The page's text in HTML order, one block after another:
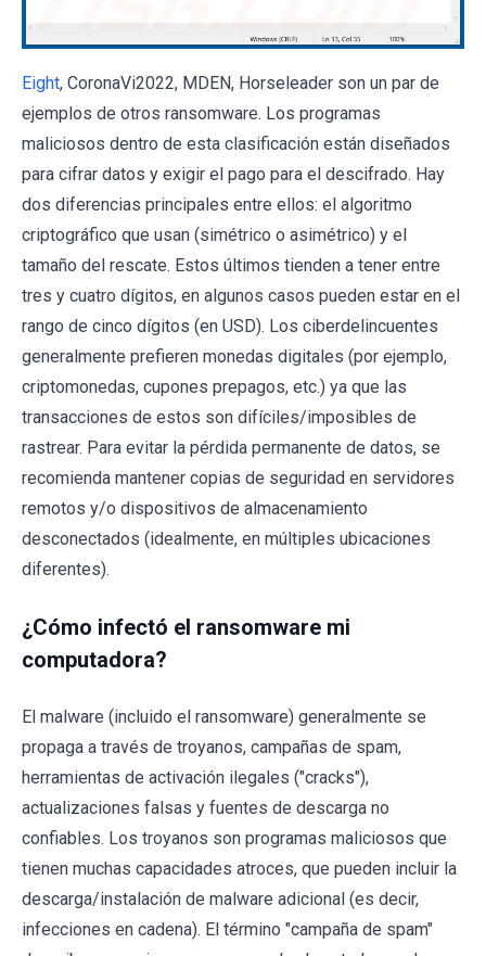
Eight, CoronaVi2022, MDEN, Horseleader son un par de
ejemplos de otros ransomware. Los programas
maliciosos dentro de esta clasificación están diseñados
para cifrar datos y exigir el pago para el descifrado. Hay
dos diferencias principales entre ellos: el algoritmo
criptográfico que usan (simétrico o asimétrico) y el
tamaño del rescate. Estos últimos tienden a tener entre
tres y cuatro dígitos, en algunos casos pueden estar en el
rango de cinco dígitos (en USD). Los ciberdelincuentes
generalmente prefieren monedas digitales (por ejemplo,
criptomonedas, cupones prepagos, etc.) ya que las
transacciones de estos son difíciles/imposibles de
rastrear. Para evitar la pérdida permanente de datos, se
recomienda mantener copias de seguridad en servidores
remotos y/o dispositivos de almacenamiento
desconectados (idealmente, en múltiples ubicaciones
diferentes).
¿Cómo infectó el ransomware mi
computadora?
El malware (incluido el ransomware) generalmente se
propaga a través de troyanos, campañas de spam,
herramientas de activación ilegales ("cracks"),
actualizaciones falsas y fuentes de descarga no
confiables. Los troyanos son programas maliciosos que
tienen muchas capacidades atroces, que pueden incluir la
descarga/instalación de malware adicional (es decir,
infecciones en cadena). El término "campaña de spam"